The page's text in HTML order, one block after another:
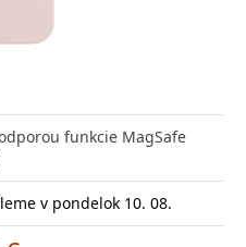
funkcie MagSafe
v pondelok 10. 08.